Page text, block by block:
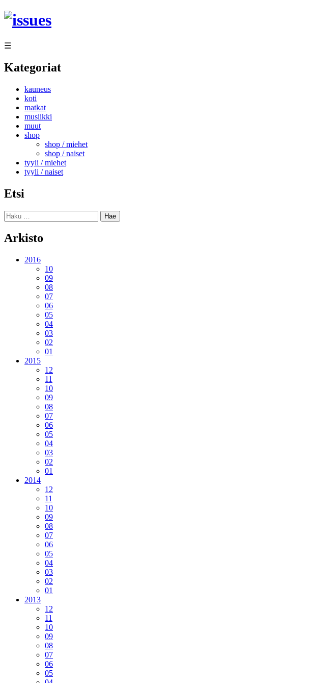
Siirry
sisältöön
☰
Kategoriat
kauneus
koti
matkat
musiikki
muut
shop
shop / miehet
shop / naiset
tyyli / miehet
tyyli / naiset
Etsi
Haku:
Arkisto
2016
10
09
08
07
06
05
04
03
02
01
2015
12
11
10
09
08
07
06
05
04
03
02
01
2014
12
11
10
09
08
07
06
05
04
03
02
01
2013
12
11
10
09
08
07
06
05